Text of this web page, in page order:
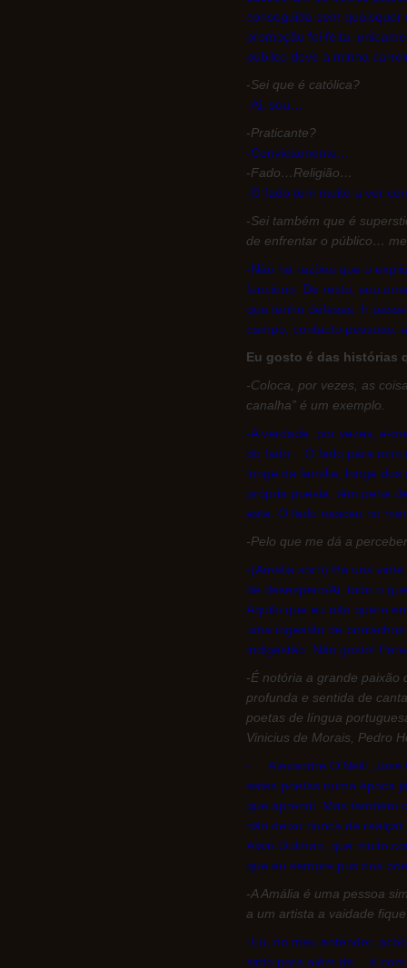
conseguida sem quaisquer
promoção foi feita,
público devo a minha
-Sei que é católica?
-Ai, sou…
-Praticante?
-Convictamente...
-Fado…Religião…
-O fado tem muito a ver
-Sei também que é
de enfrentar o público…
-Não há razões que o
funciono. De resto, sou
que tenho defesas. Ir
campo, contacto pessoas,
Eu gosto é das histórias
-Coloca, por vezes, as
canalha” é um exemplo.
-A verdade, por vezes, é-
do fado... O fado para
longe da família, longe
própria poesia, têm pena
esta. O fado nasceu no
-Pelo que me dá a
-(Amália sorri) Há uns
de desespero/Ai, tudo o
Aquilo que eu não quero
uma ingestão de
indigestão. Não gosto!
-É notória a grande paixão
profunda e sentida de
poetas de língua
Vinicius de Morais, Pedro
- ... Alexandre O’Neill,
estes poetas numa época
que aprendi. Mas também
não deixo nunca de
Alain Oulman, que muito
que eu sempre pus nos
-A Amália é uma pessoa
a um artista a vaidade
-Eu, no meu entender,
sinto para além de… é com